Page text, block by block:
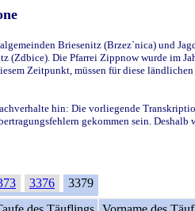
Briesenitz (Brzez`nica) und
(Zdbice). Die Pfarrei Zippnow wurde im
Zeitpunkt, müssen für diese
hin: Die vorliegende
gekommen sein. Deshalb
3376
3379